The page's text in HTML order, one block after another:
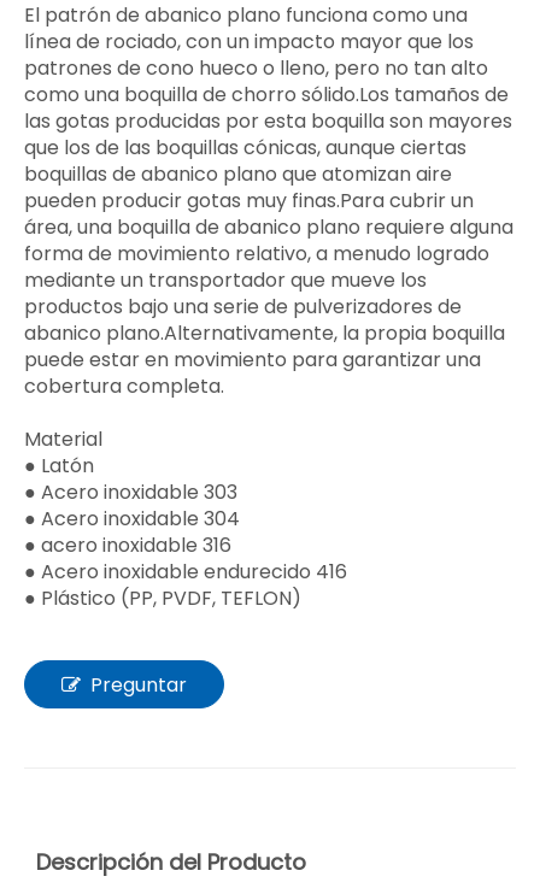
El patrón de abanico plano funciona como una
línea de rociado, con un impacto mayor que los
patrones de cono hueco o lleno, pero no tan alto
como una boquilla de chorro sólido.Los tamaños de
las gotas producidas por esta boquilla son mayores
que los de las boquillas cónicas, aunque ciertas
boquillas de abanico plano que atomizan aire
pueden producir gotas muy finas.Para cubrir un
área, una boquilla de abanico plano requiere alguna
forma de movimiento relativo, a menudo logrado
mediante un transportador que mueve los
productos bajo una serie de pulverizadores de
abanico plano.Alternativamente, la propia boquilla
puede estar en movimiento para garantizar una
cobertura completa.
Material
● Latón
● Acero inoxidable 303
● Acero inoxidable 304
● acero inoxidable 316
● Acero inoxidable endurecido 416
● Plástico (PP, PVDF, TEFLON)
Preguntar
Descripción del Producto